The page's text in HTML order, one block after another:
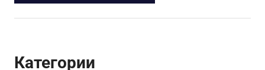
Категории